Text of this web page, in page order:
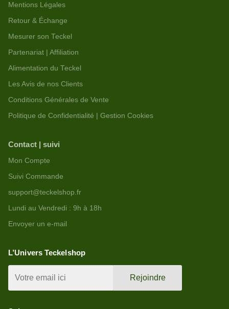
Mentions Légales
Retour & Échange
Mesurer son Teckel
Partenariat | Affiliation
Alimentation du Teckel
Les Avis de nos Clients
Conditions Générales de Vente
Politique de Confidentialité | Gestion Cookies
Contact | suivi
Mon Compte
Suivi Commande
support@teckelshop.fr
Lundi au Vendredi : 9h à 18h
Envoyer un e-mail
L’Univers Teckelshop
Rejoindre